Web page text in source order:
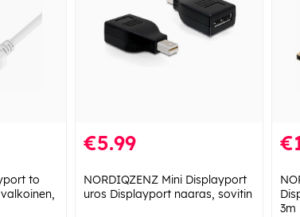
to
€5.99
NORDIQZENZ Mini Displayport
uros Displayport naaras, sovitin
3m